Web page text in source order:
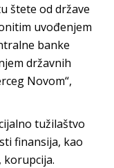
štete od države
uvođenjem
banke
državnih
Novom“,
tužilaštvo
finansija, kao
korupcija.